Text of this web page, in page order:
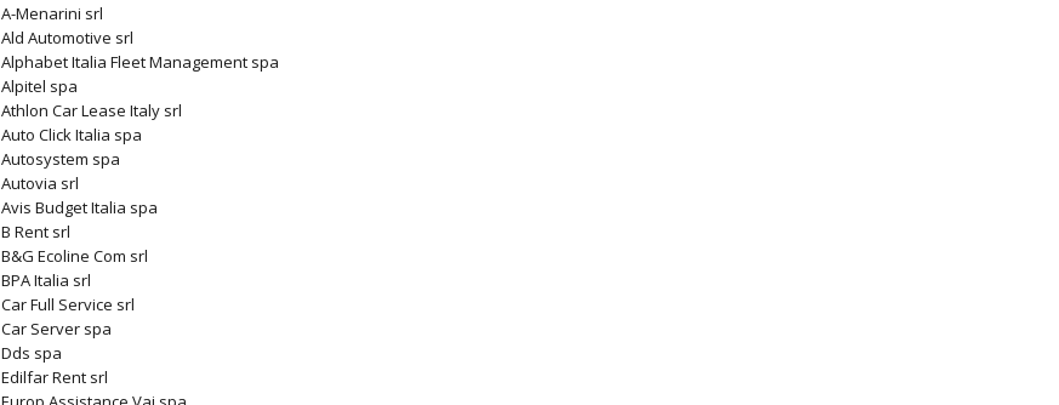
A-Menarini srl
Ald Automotive srl
Alphabet Italia Fleet Management spa
Alpitel spa
Athlon Car Lease Italy srl
Auto Click Italia spa
Autosystem spa
Autovia srl
Avis Budget Italia spa
B Rent srl
B&G Ecoline Com srl
BPA Italia srl
Car Full Service srl
Car Server spa
Dds spa
Edilfar Rent srl